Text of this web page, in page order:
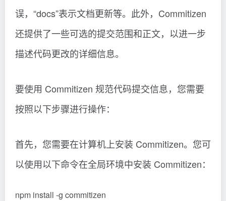
误，“docs”表示文档更新等。此外，Commitizen
还提供了一些可选的提交范围和正文，以进一步
描述代码更改的详细信息。
要使用 Commitizen 规范代码提交信息，您需要
按照以下步骤进行操作：
首先，您需要在计算机上安装 Commitizen。您可
以使用以下命令在全局环境中安装 Commitizen：
npm install -g commitizen